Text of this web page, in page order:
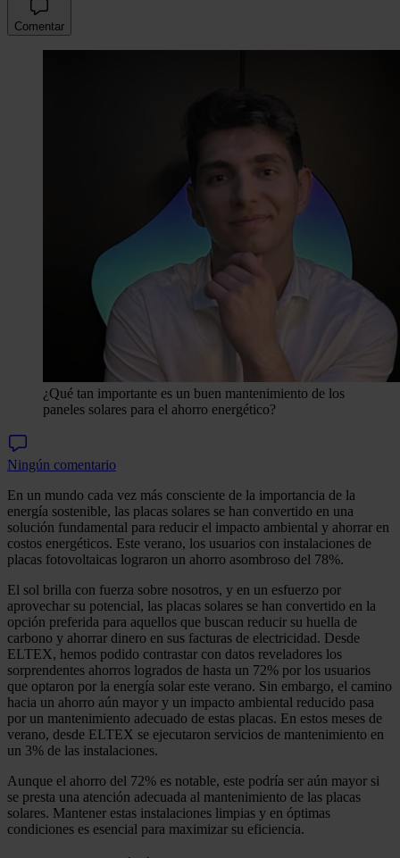
Comentar
¿Qué tan importante es un buen mantenimiento de los
paneles solares para el ahorro energético?
Ningún comentario
En un mundo cada vez más consciente de la importancia de la
energía sostenible, las placas solares se han convertido en una
solución fundamental para reducir el impacto ambiental y ahorrar en
costos energéticos. Este verano, los usuarios con instalaciones de
placas fotovoltaicas lograron un ahorro asombroso del 78%.
El sol brilla con fuerza sobre nosotros, y en un esfuerzo por
aprovechar su potencial, las placas solares se han convertido en la
opción preferida para aquellos que buscan reducir su huella de
carbono y ahorrar dinero en sus facturas de electricidad. Desde
ELTEX, hemos podido contrastar con datos reveladores los
sorprendentes ahorros logrados de hasta un 72% por los usuarios
que optaron por la energía solar este verano. Sin embargo, el camino
hacia un ahorro aún mayor y un impacto ambiental reducido pasa
por un mantenimiento adecuado de estas placas. En estos meses de
verano, desde ELTEX se ejecutaron servicios de mantenimiento en
un 3% de las instalaciones.
Aunque el ahorro del 72% es notable, este podría ser aún mayor si
se presta una atención adecuada al mantenimiento de las placas
solares. Mantener estas instalaciones limpias y en óptimas
condiciones es esencial para maximizar su eficiencia.